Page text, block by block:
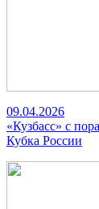
09.04.2026
«Кузбасс» с
Кубка России